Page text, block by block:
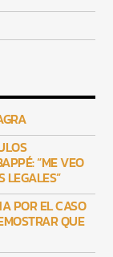
“ME VEO
LEGALES”
POR EL CASO
QUE